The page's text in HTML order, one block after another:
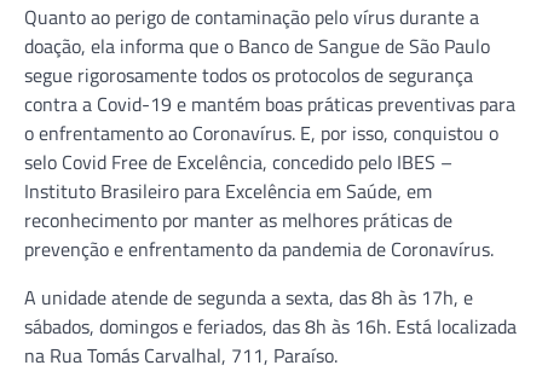
Quanto ao perigo de contaminação pelo vírus durante a
doação, ela informa que o Banco de Sangue de São Paulo
segue rigorosamente todos os protocolos de segurança
contra a Covid-19 e mantém boas práticas preventivas para
o enfrentamento ao Coronavírus. E, por isso, conquistou o
selo Covid Free de Excelência, concedido pelo IBES –
Instituto Brasileiro para Excelência em Saúde, em
reconhecimento por manter as melhores práticas de
prevenção e enfrentamento da pandemia de Coronavírus.
A unidade atende de segunda a sexta, das 8h às 17h, e
sábados, domingos e feriados, das 8h às 16h. Está localizada
na Rua Tomás Carvalhal, 711, Paraíso.